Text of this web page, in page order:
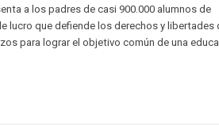
a los padres de casi 900.000 alumnos de
lucro que defiende los derechos y libertades
para lograr el objetivo común de una